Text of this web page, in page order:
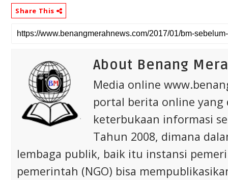
Share This
About Benang
Media online
portal berita online
keterbukaan informasi
Tahun 2008, dimana
lembaga publik, baik itu instansi
pemerintah (NGO) bisa